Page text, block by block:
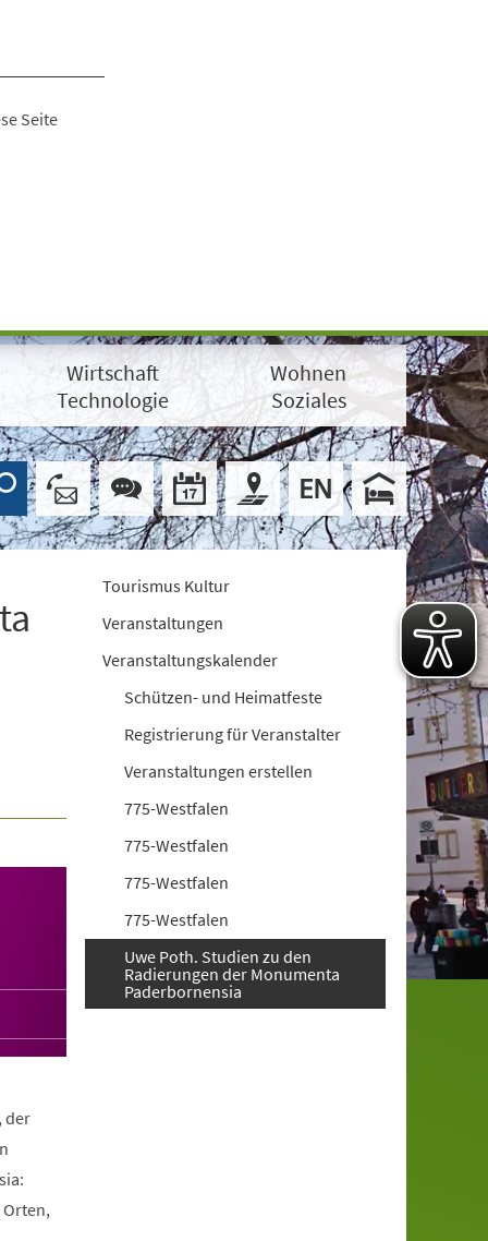
Seite
Wirtschaft
Technologie
Wohnen
Soziales
der
Orten,
Tourismus Kultur
Veranstaltungen
Veranstaltungskalender
Schützen- und Heimatfeste
Registrierung für Veranstalter
Veranstaltungen erstellen
775-Westfalen
775-Westfalen
775-Westfalen
775-Westfalen
Uwe Poth. Studien zu den
Radierungen der Monumenta
Paderbornensia